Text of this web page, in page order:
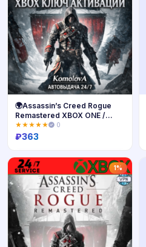
Купить
🌍Assassin’s Creed Rogue
Remastered XBOX ONE /
XBOX SERIES X|S КЛЮЧ🔑+
GIFT🎁
★★★★★ 0
₽363
1%